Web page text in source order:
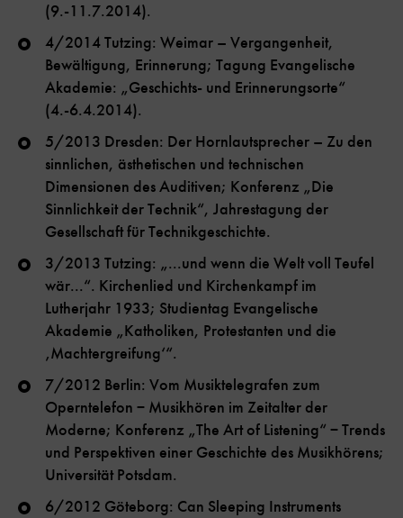
(9.-11.7.2014).
4/2014 Tutzing: Weimar – Vergangenheit,
Bewältigung, Erinnerung; Tagung Evangelische
Akademie: „Geschichts- und Erinnerungsorte“
(4.-6.4.2014).
5/2013 Dresden: Der Hornlautsprecher – Zu den
sinnlichen, ästhetischen und technischen
Dimensionen des Auditiven; Konferenz „Die
Sinnlichkeit der Technik“, Jahrestagung der
Gesellschaft für Technikgeschichte.
3/2013 Tutzing: „...und wenn die Welt voll Teufel
wär...“. Kirchenlied und Kirchenkampf im
Lutherjahr 1933; Studientag Evangelische
Akademie „Katholiken, Protestanten und die
‚Machtergreifung‘“.
7/2012 Berlin: Vom Musiktelegrafen zum
Operntelefon − Musikhören im Zeitalter der
Moderne; Konferenz „The Art of Listening“ − Trends
und Perspektiven einer Geschichte des Musikhörens;
Universität Potsdam.
6/2012 Göteborg: Can Sleeping Instruments